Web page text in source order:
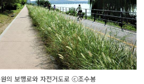
의 보행로와 자전거도로 ⓒ조수봉